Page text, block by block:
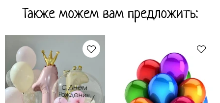
Также можем вам предложить: